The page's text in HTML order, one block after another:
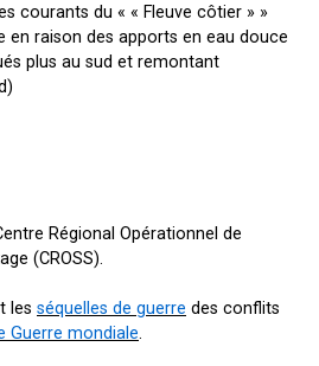
courants du « « Fleuve côtier » »
en raison des apports en eau douce
plus au sud et remontant
Régional Opérationnel de
(CROSS).
les séquelles de guerre des conflits
Guerre mondiale.